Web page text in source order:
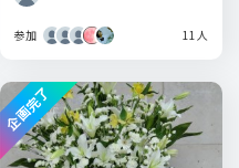
参加 11人
企画完了